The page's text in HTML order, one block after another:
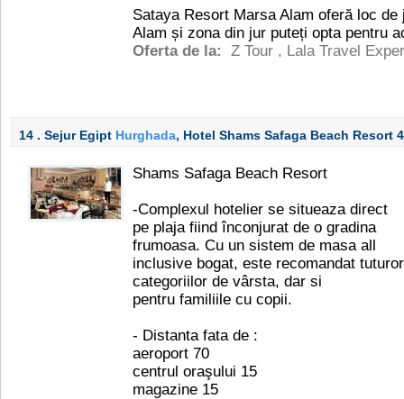
Sataya Resort Marsa Alam oferă loc
Alam și zona din jur puteți opta pentru
Oferta de la:
Z Tour , Lala Travel
14 . Sejur Egipt Hurghada, Hotel Shams Safaga Beach Resort
Shams Safaga Beach Resort
-Complexul hotelier se situeaza direct
pe plaja fiind înconjurat de o gradina
frumoasa. Cu un sistem de masa all
inclusive bogat, este recomandat tuturor
categoriilor de vârsta, dar si
pentru familiile cu copii.
- Distanta fata de :
aeroport 70
centrul oraşului 15
magazine 15